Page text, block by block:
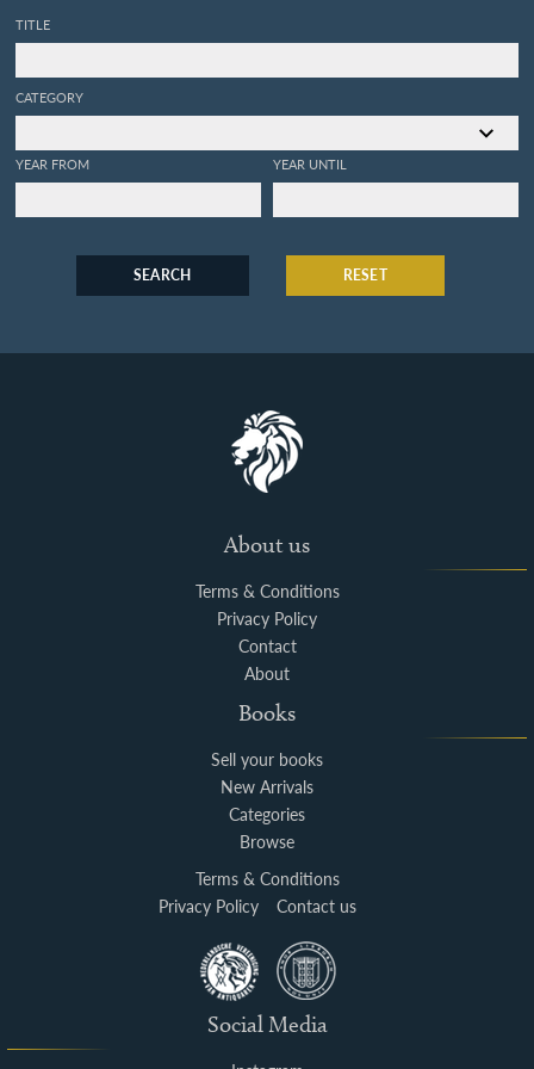
TITLE
CATEGORY
YEAR FROM YEAR UNTIL
SEARCH RESET
About us
Terms & Conditions
Privacy Policy
Contact
About
Books
Sell your books
New Arrivals
Categories
Browse
Terms & Conditions
Privacy Policy
Contact us
Social Media